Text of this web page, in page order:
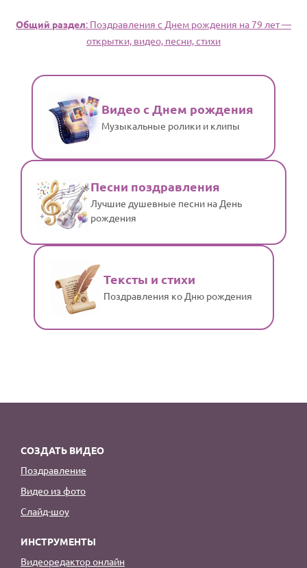
Общий раздел: Поздравления c Днем рождения на 79 лет —
открытки, видео, песни, стихи
Видео с Днем рождения
Музыкальные ролики и клипы
Песни поздравления
Лучшие душевные песни на День
рождения
Тексты и стихи
Поздравления ко Дню рождения
СОЗДАТЬ ВИДЕО
Поздравление
Видео из фото
Слайд-шоу
ИНСТРУМЕНТЫ
Видеоредактор онлайн